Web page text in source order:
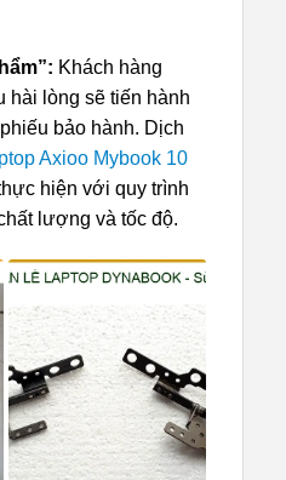
Khách hàng
hài lòng sẽ tiến hành
bảo hành. Dịch
Axioo Mybook 10
hiện với quy trình
lượng và tốc độ.